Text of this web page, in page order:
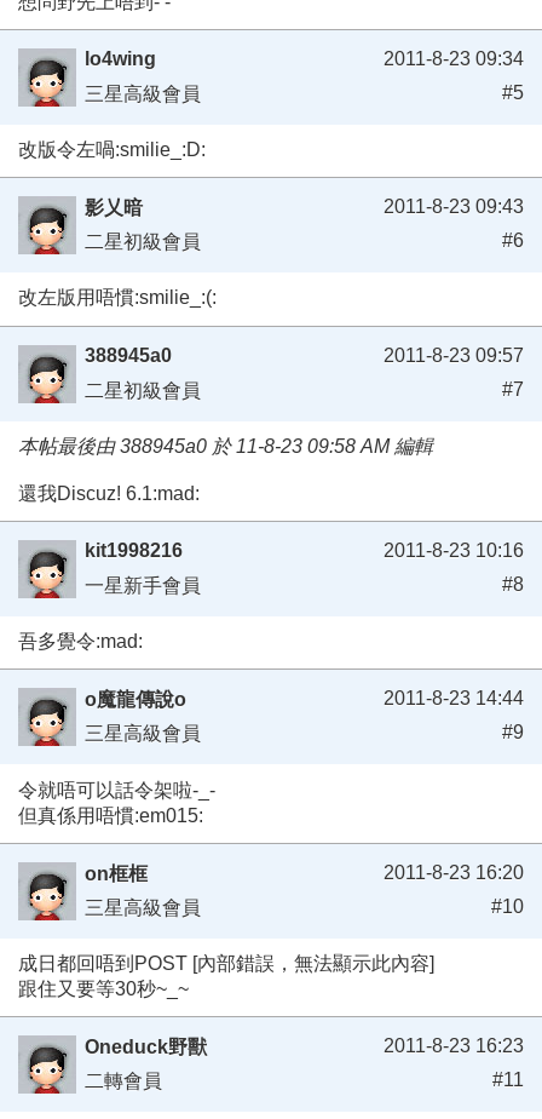
lo4wing
三星高級會員
2011-8-23 09:34
#5
改版令左喎:smilie_:D:
影乂暗
二星初級會員
2011-8-23 09:43
#6
改左版用唔慣:smilie_:(:
388945a0
二星初級會員
2011-8-23 09:57
#7
本帖最後由 388945a0 於 11-8-23 09:58 AM 編輯
還我Discuz! 6.1:mad:
kit1998216
一星新手會員
2011-8-23 10:16
#8
吾多覺令:mad:
o魔龍傳說o
三星高級會員
2011-8-23 14:44
#9
令就唔可以話令架啦-_-
但真係用唔慣:em015:
on框框
三星高級會員
2011-8-23 16:20
#10
成日都回唔到POST [內部錯誤，無法顯示此內容]
跟住又要等30秒~_~
Oneduck野獸
二轉會員
2011-8-23 16:23
#11